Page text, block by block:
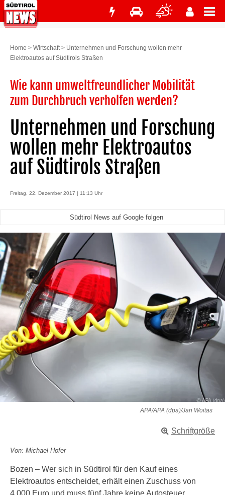
Home > Wirtschaft> Unternehmen und Forschung wollen mehr
Elektroautos auf Südtirols Straßen
Wie kann umweltfreundlicher Mobilität
zum Durchbruch verholfen werden?
Unternehmen und Forschung
wollen mehr Elektroautos
auf Südtirols Straßen
Freitag, 22. Dezember 2017 | 11:13 Uhr
Südtirol News auf Google folgen
APA/APA (dpa)/Jan Woitas
Schriftgröße
Von: Michael Hofer
Bozen – Wer sich in Südtirol für den Kauf eines
Elektroautos entscheidet, erhält einen Zuschuss von
4.000 Euro und muss fünf Jahre keine Autosteuer